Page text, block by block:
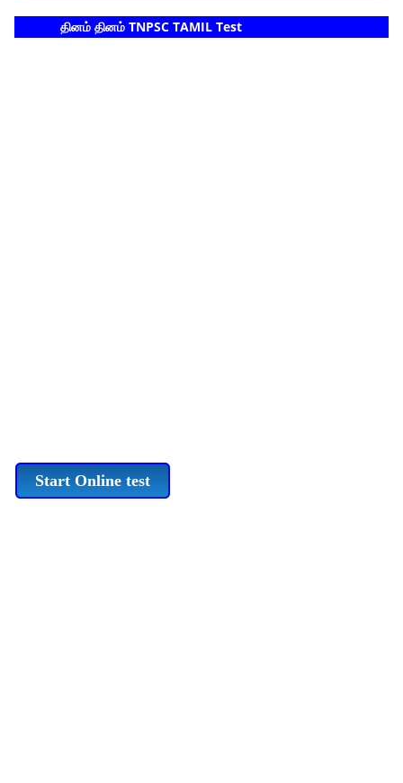
தினம் தினம் TNPSC TAMIL Test
Start Online test